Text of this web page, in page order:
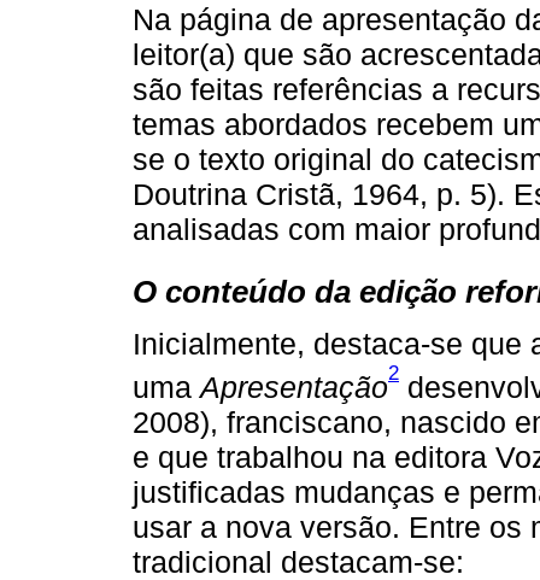
Na página de apresentação
leitor(a) que são
são feitas referências a
temas abordados recebem
se o texto original do
Doutrina Cristã, 1964, p. 5).
analisadas com maior
O conteúdo da edição
Inicialmente, destaca-se que
umaApresentação2
2008), franciscano, nascido
e que trabalhou na editora
justificadas mudanças e
usar a nova versão. Entre os
tradicional destacam-se: